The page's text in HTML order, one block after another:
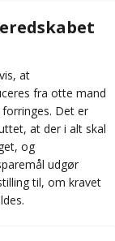
at
fra otte mand
Det er
at der i alt skal
og
udgør
til, om kravet